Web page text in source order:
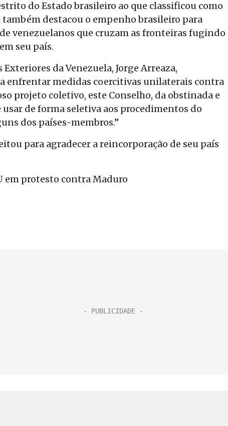
do Estado brasileiro ao que classificou como
também destacou o empenho brasileiro para
venezuelanos que cruzam as fronteiras fugindo
seu país.
da Venezuela, Jorge Arreaza,
enfrentar medidas coercitivas unilaterais contra
projeto coletivo, este Conselho, da obstinada e
de forma seletiva aos procedimentos do
dos países-membros.”
para agradecer a reincorporação de seu país
em protesto contra Maduro